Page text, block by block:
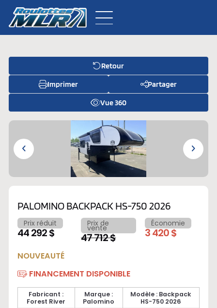
Inventaire neuf
Inventaire usagé
PALOMINO BACKPACK HS-750 2026
Prix réduit
44 292 $
Prix de
vente
47 712 $
Économie
3 420 $
NOUVEAUTÉ
FINANCEMENT DISPONIBLE
Fabricant :
Forest River
Marque :
Palomino
Modèle : Backpack
HS-750 2026
Retour
Imprimer
Partager
Vue 360